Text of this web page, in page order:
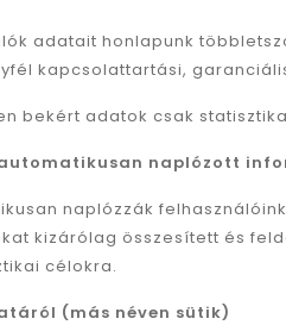
adatait honlapunk
kapcsolattartási,
bekért adatok csak
naplózott
naplózzák
kizárólag összesített és
célokra.
(más néven sütik)